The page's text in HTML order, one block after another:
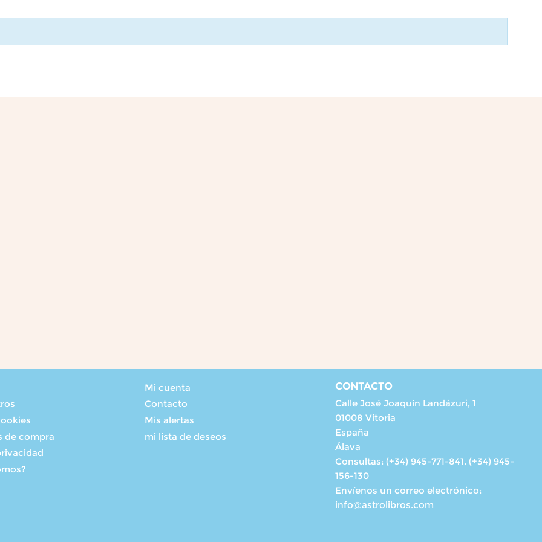
de compra
Mi cuenta
Contacto
Mis alertas
mi lista de deseos
CONTACTO
Calle José Joaquín Landázuri, 1
01008 Vitoria
España
Álava
Consultas: (+34) 945-771-841, (+34) 945-
156-130
Envíenos un correo electrónico:
info@astrolibros.com